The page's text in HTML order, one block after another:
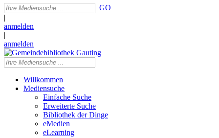
GO
|
anmelden
|
anmelden
Willkommen
Mediensuche
Einfache Suche
Erweiterte Suche
Bibliothek der Dinge
eMedien
eLearning